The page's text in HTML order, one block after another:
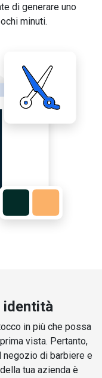
di generare uno
minuti.
identità
in più che possa
vista. Pertanto,
di barbiere e
tua azienda è